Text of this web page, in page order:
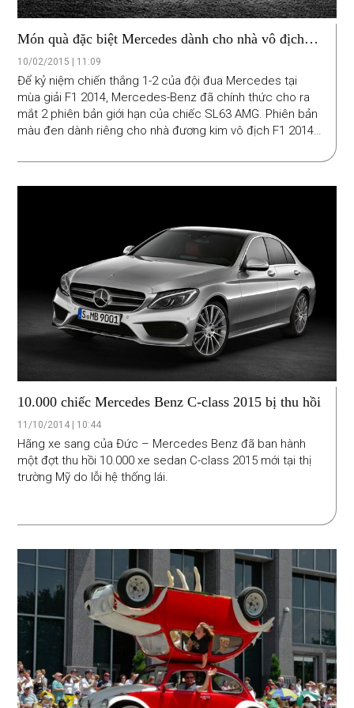
Món quà đặc biệt Mercedes dành cho nhà vô địch
F1
10/02/2015 | 11:09
Để kỷ niệm chiến thắng 1-2 của đội đua Mercedes tại
mùa giải F1 2014, Mercedes-Benz đã chính thức cho ra
mắt 2 phiên bản giới hạn của chiếc SL63 AMG. Phiên bản
màu đen dành riêng cho nhà đương kim vô địch F1 2014
về thứ hai Nico Rosberg.
10.000 chiếc Mercedes Benz C-class 2015 bị thu hồi
11/10/2014 | 10:44
Hãng xe sang của Đức – Mercedes Benz đã ban hành
một đợt thu hồi 10.000 xe sedan C-class 2015 mới tại thị
trường Mỹ do lỗi hệ thống lái.